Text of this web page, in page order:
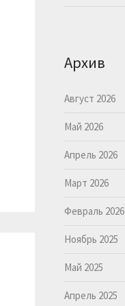
Архив
Август 2026
Май 2026
Апрель 2026
Март 2026
Февраль 2026
Ноябрь 2025
Май 2025
Апрель 2025